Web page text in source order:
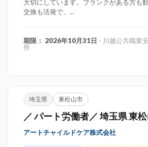
大切にしています。ブランクがある方も
交換も活発で、...
期限： 2026年10月31日 - 川越公共職業
所
埼玉県 東松山市
／ パート労働者／ 埼玉県 東
アートチャイルドケア株式会社